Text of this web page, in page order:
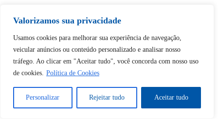
Valorizamos sua privacidade
Usamos cookies para melhorar sua experiência de navegação,
veicular anúncios ou conteúdo personalizado e analisar nosso
tráfego. Ao clicar em "Aceitar tudo", você concorda com nosso uso
de cookies. Política de Cookies
Personalizar Rejeitar tudo Aceitar tudo
Tem certeza de que deseja
desbloquear esta publicação?
Sim Não